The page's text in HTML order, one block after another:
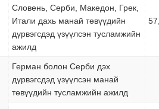
Словень, Серби, Македон, Грек,
Итали дахь манай төвүүдийн
дүрвэгсдэд үзүүлсэн тусламжийн
ажилд
Герман болон Серби дэх
дүрвэгсдэд үзүүлсэн манай
төвүүдийн тусламжийн ажилд